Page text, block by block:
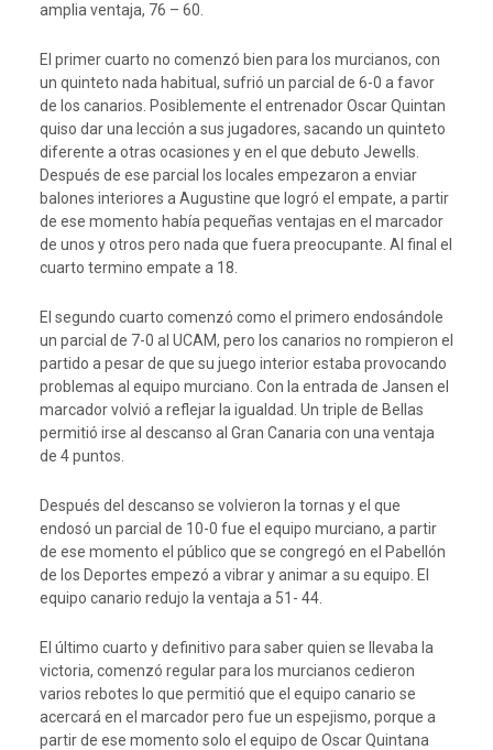
amplia ventaja, 76 – 60.
El primer cuarto no comenzó bien para los murcianos, con
un quinteto nada habitual, sufrió un parcial de 6-0 a favor
de los canarios. Posiblemente el entrenador Oscar Quintan
quiso dar una lección a sus jugadores, sacando un quinteto
diferente a otras ocasiones y en el que debuto Jewells.
Después de ese parcial los locales empezaron a enviar
balones interiores a Augustine que logró el empate, a partir
de ese momento había pequeñas ventajas en el marcador
de unos y otros pero nada que fuera preocupante. Al final el
cuarto termino empate a 18.
El segundo cuarto comenzó como el primero endosándole
un parcial de 7-0 al UCAM, pero los canarios no rompieron el
partido a pesar de que su juego interior estaba provocando
problemas al equipo murciano. Con la entrada de Jansen el
marcador volvió a reflejar la igualdad. Un triple de Bellas
permitió irse al descanso al Gran Canaria con una ventaja
de 4 puntos.
Después del descanso se volvieron la tornas y el que
endosó un parcial de 10-0 fue el equipo murciano, a partir
de ese momento el público que se congregó en el Pabellón
de los Deportes empezó a vibrar y animar a su equipo. El
equipo canario redujo la ventaja a 51- 44.
El último cuarto y definitivo para saber quien se llevaba la
victoria, comenzó regular para los murcianos cedieron
varios rebotes lo que permitió que el equipo canario se
acercará en el marcador pero fue un espejismo, porque a
partir de ese momento solo el equipo de Oscar Quintana